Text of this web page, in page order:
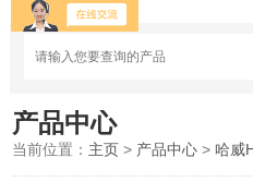
产品中心
当前位置： 主页 > 产品中心 >哈威